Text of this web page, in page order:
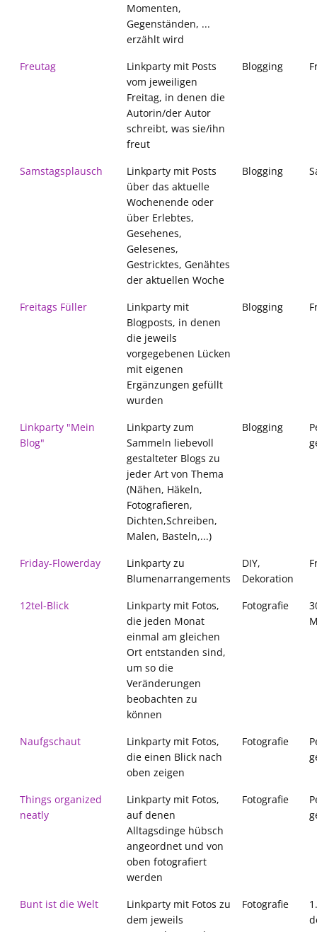
Momenten,
Gegenständen, ...
erzählt wird
Freutag
Linkparty mit Posts
vom jeweiligen
Freitag, in denen die
Autorin/der Autor
schreibt, was sie/ihn
freut
Blogging
Samstagsplausch
Linkparty mit Posts
über das aktuelle
Wochenende oder
über Erlebtes,
Gesehenes,
Gelesenes,
Gestricktes, Genähtes
der aktuellen Woche
Blogging
Freitags Füller
Linkparty mit
Blogposts, in denen
die jeweils
vorgegebenen Lücken
mit eigenen
Ergänzungen gefüllt
wurden
Blogging
Linkparty "Mein
Blog"
Linkparty zum
Sammeln liebevoll
gestalteter Blogs zu
jeder Art von Thema
(Nähen, Häkeln,
Fotografieren,
Dichten,Schreiben,
Malen, Basteln,...)
Blogging
Friday-Flowerday
Linkparty zu
Blumenarrangements
DIY,
Dekoration
12tel-Blick
Linkparty mit Fotos,
die jeden Monat
einmal am gleichen
Ort entstanden sind,
um so die
Veränderungen
beobachten zu
können
Fotografie
Naufgschaut
Linkparty mit Fotos,
die einen Blick nach
oben zeigen
Fotografie
Things organized
neatly
Linkparty mit Fotos,
auf denen
Alltagsdinge hübsch
angeordnet und von
oben fotografiert
werden
Fotografie
Bunt ist die Welt
Linkparty mit Fotos zu
dem jeweils
Fotografie